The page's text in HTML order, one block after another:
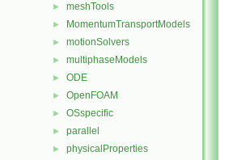
► meshTools
► MomentumTransportModels
► motionSolvers
► multiphaseModels
► ODE
► OpenFOAM
► OSspecific
► parallel
► physicalProperties